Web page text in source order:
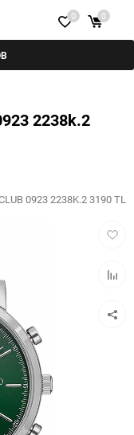
0 0
2238k.2
0923 2238K.2 3190 TL